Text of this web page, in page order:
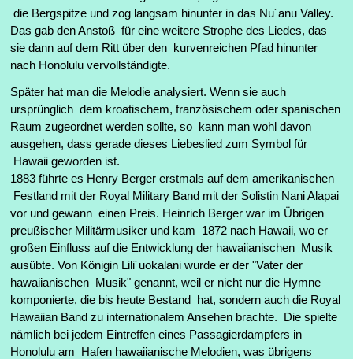
die Bergspitze und zog langsam hinunter in das Nu´anu Valley.
Das gab den Anstoß für eine weitere Strophe des Liedes, das
sie dann auf dem Ritt über den kurvenreichen Pfad hinunter
nach Honolulu vervollständigte.
Später hat man die Melodie analysiert. Wenn sie auch
ursprünglich dem kroatischem, französischem oder spanischen
Raum zugeordnet werden sollte, so kann man wohl davon
ausgehen, dass gerade dieses Liebeslied zum Symbol für
Hawaii geworden ist.
1883 führte es Henry Berger erstmals auf dem amerikanischen
Festland mit der Royal Military Band mit der Solistin Nani Alapai
vor und gewann einen Preis. Heinrich Berger war im Übrigen
preußischer Militärmusiker und kam 1872 nach Hawaii, wo er
großen Einfluss auf die Entwicklung der hawaiianischen Musik
ausübte. Von Königin Lili´uokalani wurde er der "Vater der
hawaiianischen Musik" genannt, weil er nicht nur die Hymne
komponierte, die bis heute Bestand hat, sondern auch die Royal
Hawaiian Band zu internationalem Ansehen brachte. Die spielte
nämlich bei jedem Eintreffen eines Passagierdampfers in
Honolulu am Hafen hawaiianische Melodien, was übrigens